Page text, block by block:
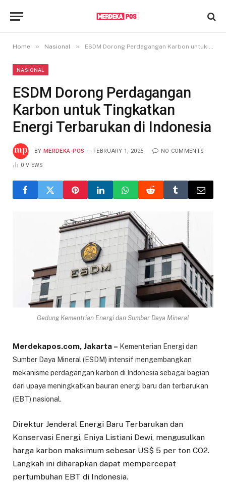
Home » Nasional » ESDM Dorong Perdagangan Karbon untuk Tingkatkan Energi Terbarukan di Indonesia
NASIONAL
ESDM Dorong Perdagangan
Karbon untuk Tingkatkan
Energi Terbarukan di Indonesia
BY MERDEKA-POS FEBRUARY 1, 2025 NO COMMENTS
0VIEWS
Gedung Kementrian Energi dan Sumber Daya Mineral
Merdekapos.com, Jakarta – Kementerian Energi dan
Sumber Daya Mineral (ESDM) intensif mengembangkan
mekanisme perdagangan karbon di Indonesia sebagai bagian
dari upaya meningkatkan bauran energi baru dan terbarukan
(EBT) nasional.
Direktur Jenderal Energi Baru Terbarukan dan
Konservasi Energi, Eniya Listiani Dewi, mengusulkan
harga karbon maksimum sebesar US$ 5 per ton CO2.
Langkah ini diharapkan dapat mempercepat
pertumbuhan EBT di Indonesia.